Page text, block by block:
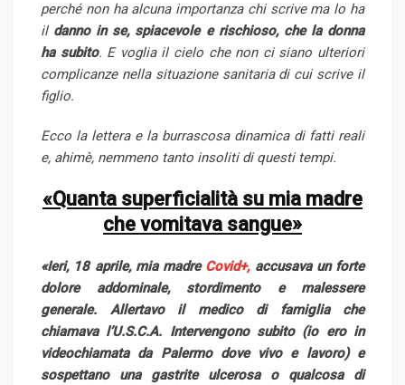
perché non ha alcuna importanza chi scrive ma lo ha
il danno in se, spiacevole e rischioso, che la donna
ha subito. E voglia il cielo che non ci siano ulteriori
complicanze nella situazione sanitaria di cui scrive il
figlio.
Ecco la lettera e la burrascosa dinamica di fatti reali
e, ahimè, nemmeno tanto insoliti di questi tempi.
«Quanta superficialità su mia madre
che vomitava sangue»
«Ieri, 18 aprile, mia madre Covid+,accusava un forte
dolore addominale, stordimento e malessere
generale. Allertavo il medico di famiglia che
chiamava l’U.S.C.A. Intervengono subito (io ero in
videochiamata da Palermo dove vivo e lavoro) e
sospettano una gastrite ulcerosa o qualcosa di